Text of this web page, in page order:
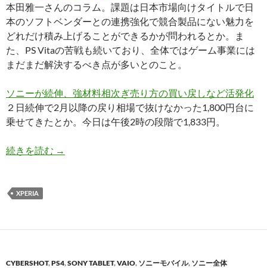
本田雅一さんのコラム。課題は日本市場向けタイトルで日
本のソフトベンダーとの連携強化で競合製品にない魅力を
どれだけ積み上げることができるかが問われるとか。ま
た、PS Vitaの苦戦も続いており、全体ではゲーム事業には
まだまだ解決するべき点が多いとのこと。
ソニーが続伸、強材料相次ぎ売り方の買い戻しなど活発化
２日続伸で2月以降の戻り相場で抜けなかった1,800円台に
乗せてきたとか。今日は午後2時の段階で1,833円。
続きを読む 2014/03/06版ソニー関連トピック〜PS4好調も
→
XPERIA
CYBERSHOT,PS4,SONY TABLET,VAIO, ソニーモバイル, ソニー全体